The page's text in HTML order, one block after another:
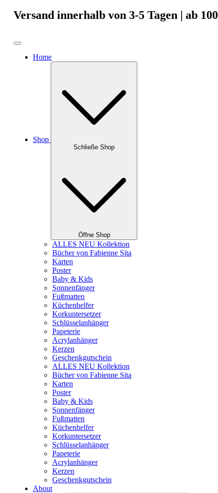
InhaltVersand innerhalb von 3-5 Tagen | ab
Home
Shop
Schließe Shop
Öffne Shop
ALLES NEU Kollektion
Bücher von Fabienne Sita
Karten
Poster
Baby & Kids
Sonnenfänger
Fußmatten
Küchenhelfer
Korkuntersetzer
Schlüsselanhänger
Papeterie
Acrylanhänger
Kerzen
Geschenkgutschein
ALLES NEU Kollektion
Bücher von Fabienne Sita
Karten
Poster
Baby & Kids
Sonnenfänger
Fußmatten
Küchenhelfer
Korkuntersetzer
Schlüsselanhänger
Papeterie
Acrylanhänger
Kerzen
Geschenkgutschein
About